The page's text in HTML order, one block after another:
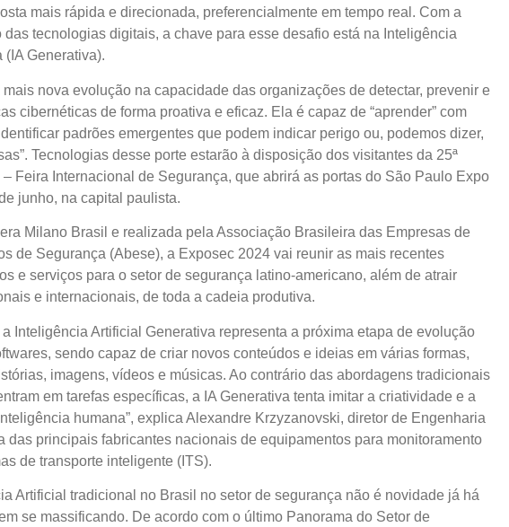
mais rápida e direcionada, preferencialmente em tempo real. Com a
tecnologias digitais, a chave para esse desafio está na Inteligência
Generativa).
mais nova evolução na capacidade das organizações de detectar, prevenir e
cibernéticas de forma proativa e eficaz. Ela é capaz de “aprender” com
padrões emergentes que podem indicar perigo ou, podemos dizer,
Tecnologias desse porte estarão à disposição dos visitantes da 25ª
Feira Internacional de Segurança, que abrirá as portas do São Paulo Expo
junho, na capital paulista.
Milano Brasil e realizada pela Associação Brasileira das Empresas de
de Segurança (Abese), a Exposec 2024 vai reunir as mais recentes
e serviços para o setor de segurança latino-americano, além de atrair
e internacionais, de toda a cadeia produtiva.
Inteligência Artificial Generativa representa a próxima etapa de evolução
sendo capaz de criar novos conteúdos e ideias em várias formas,
imagens, vídeos e músicas. Ao contrário das abordagens tradicionais
em tarefas específicas, a IA Generativa tenta imitar a criatividade e a
humana”, explica Alexandre Krzyzanovski, diretor de Engenharia
das principais fabricantes nacionais de equipamentos para monitoramento
de transporte inteligente (ITS).
Artificial tradicional no Brasil no setor de segurança não é novidade já há
se massificando. De acordo com o último Panorama do Setor de